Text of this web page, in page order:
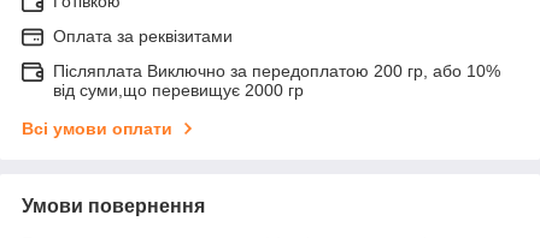
Оплата за реквізитами
Післяплата Виключно за передоплатою 200 гр, або 10%
від суми,що перевищує 2000 гр
Всі умови оплати
Умови повернення